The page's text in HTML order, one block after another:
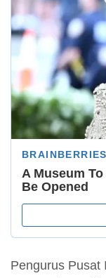
Pengurus Pusat